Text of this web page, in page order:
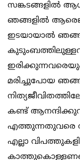
സങ്കടങ്ങളില്‍
ഞങ്ങളില്‍
ഇടയായാല്‍
മരിച്ചുപോയ
കണ്ട്
എത്തുന്നതുവരെ
എല്ലാ